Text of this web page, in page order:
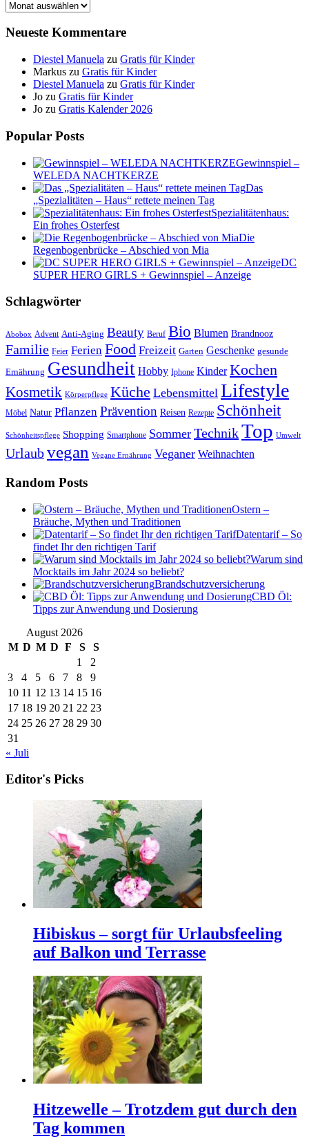
Archiv
Neueste Kommentare
Diestel Manuela zu Gratis für Kinder
Markus zu Gratis für Kinder
Diestel Manuela zu Gratis für Kinder
Jo zu Gratis für Kinder
Jo zu Gratis Kalender 2026
Popular Posts
Gewinnspiel –
WELEDA NACHTKERZE
Das
„Spezialitäten – Haus“ rettete meinen Tag
Spezialitätenhaus:
Ein frohes Osterfest
Die
Regenbogenbrücke – Abschied von Mia
DC
SUPER HERO GIRLS + Gewinnspiel – Anzeige
Schlagwörter
Abobox Advent Anti-Aging Beauty Beruf Bio Blumen Brandnooz
Familie Feier Ferien Food Freizeit Garten Geschenke gesunde
Ernährung Gesundheit Hobby Iphone Kinder Kochen
Kosmetik Körperpflege Küche Lebensmittel Lifestyle
Möbel Natur Pflanzen Prävention Reisen Rezepte Schönheit
Schönheitspflege Shopping Smartphone Sommer TechnikTop Umwelt
Urlaubvegan Vegane Ernährung Veganer Weihnachten
Random Posts
Ostern –
Bräuche, Mythen und Traditionen
Datentarif – So
findet Ihr den richtigen Tarif
Warum sind
Mocktails im Jahr 2024 so beliebt?
Brandschutzversicherung
CBD Öl:
Tipps zur Anwendung und Dosierung
August 2026
M D M D F S
S
1
2
3
4 5 6 7 8
9
10 11 12 13 14 15 16
17 18 19 20 21 22 23
24 25 26 27 28 29 30
31
« Juli
Editor's Picks
Hibiskus – sorgt für Urlaubsfeeling
auf Balkon und Terrasse
Hitzewelle – Trotzdem gut durch den
Tag kommen